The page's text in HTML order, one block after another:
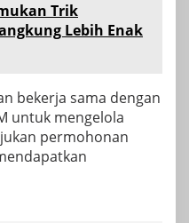
Trik
Lebih Enak
bekerja sama dengan
untuk mengelola
permohonan